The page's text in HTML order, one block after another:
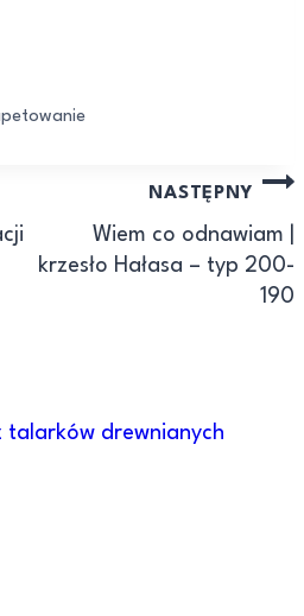
NASTĘPNY
Wiem co odnawiam |
krzesło Hałasa – typ 200-
190